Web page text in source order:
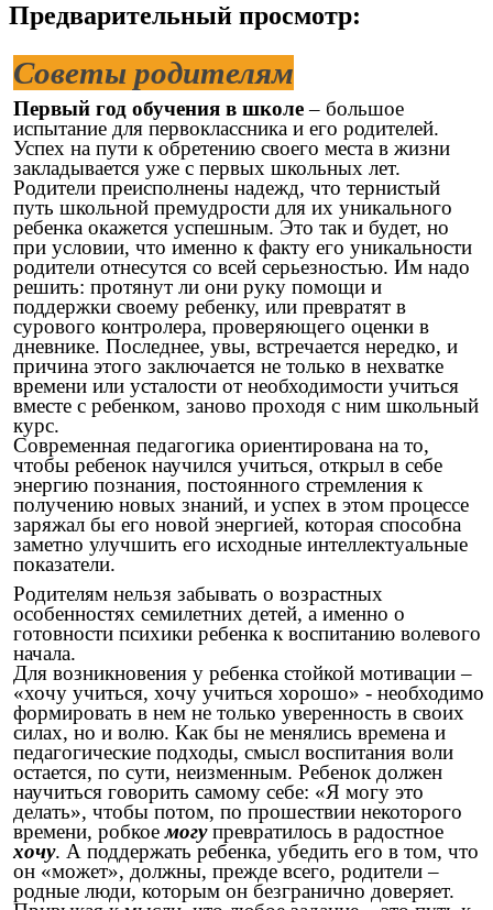
Предварительный просмотр:
Советы родителям
Первый год обучения в школе– большое
испытание для первоклассника и его родителей.
Успех на пути к обретению своего места в жизни
закладывается уже с первых школьных лет.
Родители преисполнены надежд, что тернистый
путь школьной премудрости для их уникального
ребенка окажется успешным. Это так и будет, но
при условии, что именно к факту его уникальности
родители отнесутся со всей серьезностью. Им надо
решить: протянут ли они руку помощи и
поддержки своему ребенку, или превратят в
сурового контролера, проверяющего оценки в
дневнике. Последнее, увы, встречается нередко, и
причина этого заключается не только в нехватке
времени или усталости от необходимости учиться
вместе с ребенком, заново проходя с ним школьный
курс.
Современная педагогика ориентирована на то,
чтобы ребенок научился учиться, открыл в себе
энергию познания, постоянного стремления к
получению новых знаний, и успех в этом процессе
заряжал бы его новой энергией, которая способна
заметно улучшить его исходные интеллектуальные
показатели.
Родителям нельзя забывать о возрастных
особенностях семилетних детей, а именно о
готовности психики ребенка к воспитанию волевого
начала.
Для возникновения у ребенка стойкой мотивации –
«хочу учиться, хочу учиться хорошо» - необходимо
формировать в нем не только уверенность в своих
силах, но и волю. Как бы не менялись времена и
педагогические подходы, смысл воспитания воли
остается, по сути, неизменным. Ребенок должен
научиться говорить самому себе: «Я могу это
делать», чтобы потом, по прошествии некоторого
времени, робкоемогупревратилось в радостное
хочу. А поддержать ребенка, убедить его в том, что
он «может», должны, прежде всего, родители –
родные люди, которым он безгранично доверяет.